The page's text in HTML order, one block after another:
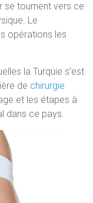
se tournent vers ce
Le
opérations les
la Turquie s’est
de chirurgie
et les étapes à
dans ce pays.